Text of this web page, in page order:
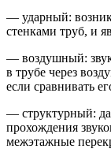
— ударный:
стенками труб, и
— воздушный:
в трубе через
если сравнивать
— структурный:
прохождения
межэтажные